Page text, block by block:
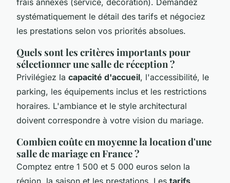
frais annexes (service, décoration). Demandez
systématiquement le détail des tarifs et négociez
les prestations selon vos priorités absolues.
Quels sont les critères importants pour
sélectionner une salle de réception ?
Privilégiez la capacité d'accueil, l'accessibilité, le
parking, les équipements inclus et les restrictions
horaires. L'ambiance et le style architectural
doivent correspondre à votre vision du mariage.
Combien coûte en moyenne la location d'une
salle de mariage en France ?
Comptez entre 1 500 et 5 000 euros selon la